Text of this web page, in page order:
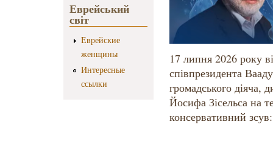
Еврейський
світ
Еврейские
женщины
Интересные
ссылки
17 липня 2026 року
співпрезидента
громадського діяча,
Йосифа Зісельса на
консервативний